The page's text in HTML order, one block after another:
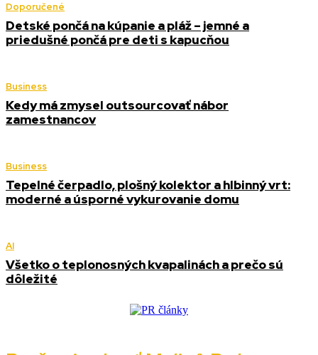
Doporučené
Detské pončá na kúpanie a pláž – jemné a
priedušné pončá pre deti s kapucňou
Business
Kedy má zmysel outsourcovať nábor
zamestnancov
Business
Tepelné čerpadlo, plošný kolektor a hlbinný vrt:
moderné a úsporné vykurovanie domu
AI
Všetko o teplonosných kvapalinách a prečo sú
dôležité